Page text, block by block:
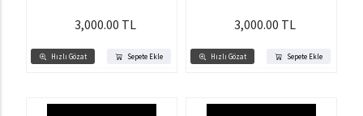
Hızlı Gözat Sepete Ekle
3,000.00 TL
Hızlı Gözat Sepete Ekle
3,000.00 TL